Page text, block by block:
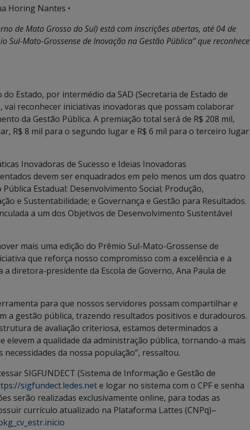
Horing Nantes •
de Mato Grosso do Sul) está com inscrições abertas, até 04 de
Sul-Mato-Grossense de Inovação na Gestão Pública” que reconhece
Estado, por intermédio da SAD (Secretaria de Estado de
vai reconhecer iniciativas inovadoras que possam colaborar
da Gestão Pública. A premiação total será de R$ 208 mil,
R$ 8 mil para o segundo lugar e R$ 6 mil para o terceiro lugar
Inovadoras de Sucesso e Ideias Inovadoras
devem ser enquadrados em pelo menos um dos quatro
Estadual: Desenvolvimento Social; Produção,
e Sustentabilidade; e Governança e Gestão para Resultados.
a um dos Objetivos de Desenvolvimento Sustentável
mais uma edição do Prêmio Sul-Mato-Grossense de
que reforça nosso compromisso com a excelência e a
diretora-presidente da Escola de Governo, Ana Paula de
para que nossos servidores possam compartilhar e
a gestão pública, trazendo resultados positivos e duradouros.
de avaliação criteriosa, estamos determinados a
elevem a qualidade da administração pública, tornando-a mais
da nossa população”, ressaltou.
SIGFUNDECT (Sistema de Informação e Gestão de
sigfundect.ledes.nete logar no sistema com o CPF e senha
serão realizadas exclusivamente online, para todas as
currículo atualizado na Plataforma Lattes (CNPq)–